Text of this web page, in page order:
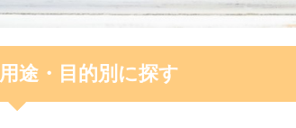
用途・目的別に探す